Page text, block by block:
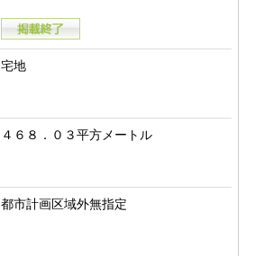
宅地
４６８．０３平方メートル
都市計画区域外無指定